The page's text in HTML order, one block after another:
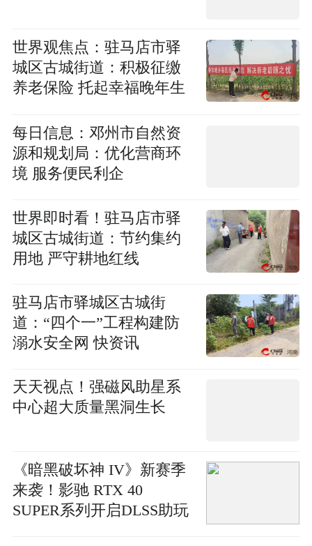
世界观焦点：驻马店市驿
城区古城街道：积极征缴
养老保险 托起幸福晚年生
每日信息：邓州市自然资
源和规划局：优化营商环
境 服务便民利企
世界即时看！驻马店市驿
城区古城街道：节约集约
用地 严守耕地红线
驻马店市驿城区古城街
道：“四个一”工程构建防
溺水安全网 快资讯
天天视点！强磁风助星系
中心超大质量黑洞生长
《暗黑破坏神 IV》新赛季
来袭！影驰 RTX 40
SUPER系列开启DLSS助玩